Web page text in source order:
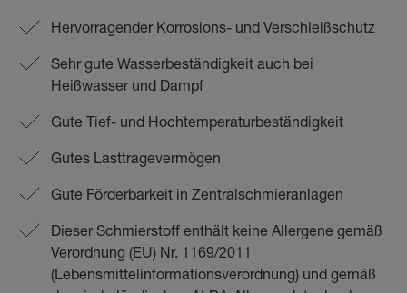
Hervorragender Korrosions- und Verschleißschutz
Sehr gute Wasserbeständigkeit auch bei
Heißwasser und Dampf
Gute Tief- und Hochtemperaturbeständigkeit
Gutes Lasttragevermögen
Gute Förderbarkeit in Zentralschmieranlagen
Dieser Schmierstoff enthält keine Allergene gemäß
Verordnung (EU) Nr. 1169/2011
(Lebensmittelinformationsverordnung) und gemäß